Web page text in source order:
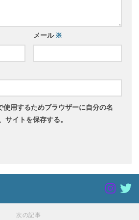
メール ※
使用するためブラウザーに自分の名
サイトを保存する。
次の記事